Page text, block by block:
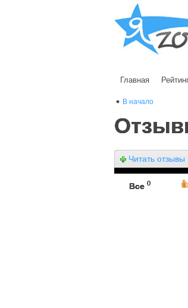
Главная
В начало
Читать отзывы
Все 0